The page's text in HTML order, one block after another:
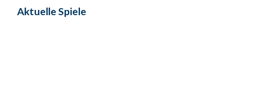
AktuelleSpiele